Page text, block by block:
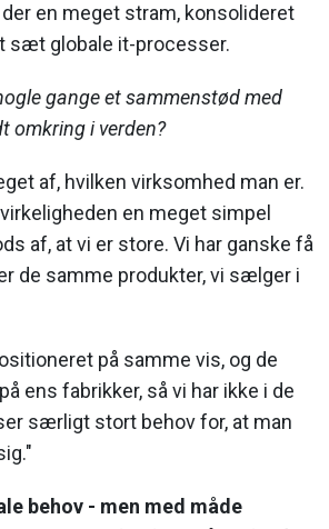
en meget stram, konsolideret
sæt globale it-processer.
gange et sammenstød med
omkring i verden?
af, hvilken virksomhed man er.
en meget simpel
af, at vi er store. Vi har ganske få
de samme produkter, vi sælger i
på samme vis, og de
ens fabrikker, så vi har ikke i de
særligt stort behov for, at man
behov - men med måde